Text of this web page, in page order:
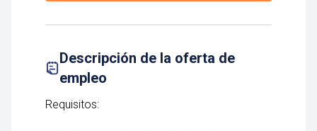
Descripción de la oferta de
empleo
Requisitos: